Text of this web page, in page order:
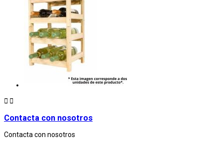
 
Contacta con nosotros
Contacta con nosotros